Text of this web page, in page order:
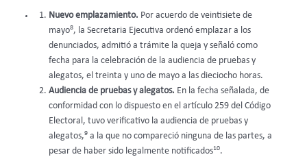
Nuevo emplazamiento. Por acuerdo de veintisiete de
mayo8, la Secretaria Ejecutiva ordenó emplazar a los
denunciados, admitió a trámite la queja y señaló como
fecha para la celebración de la audiencia de pruebas y
alegatos, el treinta y uno de mayo a las dieciocho horas.
Audiencia de pruebas y alegatos. En la fecha señalada, de
conformidad con lo dispuesto en el artículo 259 del Código
Electoral, tuvo verificativo la audiencia de pruebas y
alegatos,9a la que no compareció ninguna de las partes, a
pesar de haber sido legalmente notificados10.